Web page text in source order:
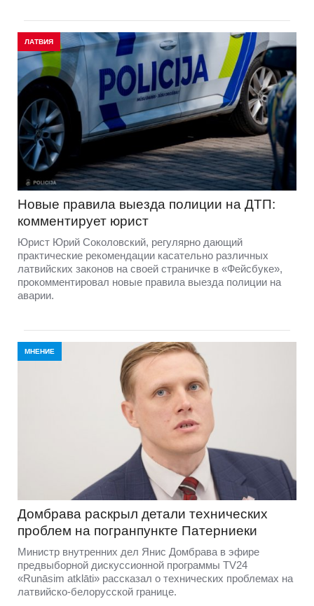
ЛАТВИЯ
Новые правила выезда полиции на ДТП:
комментирует юрист
Юрист Юрий Соколовский, регулярно дающий
практические рекомендации касательно различных
латвийских законов на своей страничке в «Фейсбуке»,
прокомментировал новые правила выезда полиции на
аварии.
МНЕНИЕ
Домбравa раскрыл детали технических
проблем на погранпункте Патерниеки
Министр внутренних дел Янис Домбрава в эфире
предвыборной дискуссионной программы TV24
«Runāsim atklāti» рассказал о технических проблемах на
латвийско-белорусской границе.